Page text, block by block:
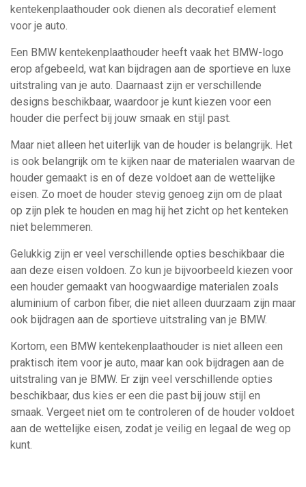
kentekenplaathouder ook dienen als decoratief element
voor je auto.
Een BMW kentekenplaathouder heeft vaak het BMW-logo
erop afgebeeld, wat kan bijdragen aan de sportieve en luxe
uitstraling van je auto. Daarnaast zijn er verschillende
designs beschikbaar, waardoor je kunt kiezen voor een
houder die perfect bij jouw smaak en stijl past.
Maar niet alleen het uiterlijk van de houder is belangrijk. Het
is ook belangrijk om te kijken naar de materialen waarvan de
houder gemaakt is en of deze voldoet aan de wettelijke
eisen. Zo moet de houder stevig genoeg zijn om de plaat
op zijn plek te houden en mag hij het zicht op het kenteken
niet belemmeren.
Gelukkig zijn er veel verschillende opties beschikbaar die
aan deze eisen voldoen. Zo kun je bijvoorbeeld kiezen voor
een houder gemaakt van hoogwaardige materialen zoals
aluminium of carbon fiber, die niet alleen duurzaam zijn maar
ook bijdragen aan de sportieve uitstraling van je BMW.
Kortom, een BMW kentekenplaathouder is niet alleen een
praktisch item voor je auto, maar kan ook bijdragen aan de
uitstraling van je BMW. Er zijn veel verschillende opties
beschikbaar, dus kies er een die past bij jouw stijl en
smaak. Vergeet niet om te controleren of de houder voldoet
aan de wettelijke eisen, zodat je veilig en legaal de weg op
kunt.